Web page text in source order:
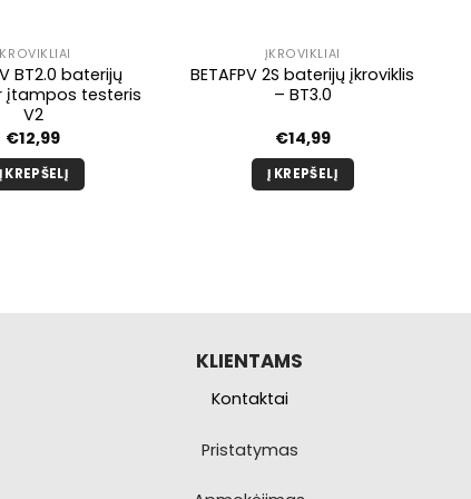
BT2.0 baterijų
įtampos testeris
V2
€12,99
Į KREPŠELĮ
ĮKROVIKLIAI
BETAFPV 2S baterijų įkroviklis
– BT3.0
€14,99
Į KREPŠELĮ
KLIENTAMS
Kontaktai
Pristatymas